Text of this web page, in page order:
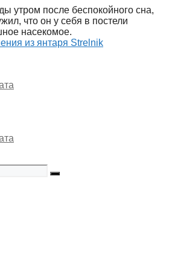
утром после беспокойного сна,
что он у себя в постели
насекомое.